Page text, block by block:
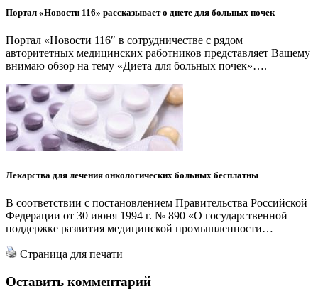
Портал «Новости 116» рассказывает о диете для больных почек
Портал «Новости 116″ в сотрудничестве с рядом
авторитетных медицинских работников представляет Вашему
внимаю обзор на тему «Диета для больных почек»….
Лекарства для лечения онкологических больных бесплатны
В соответствии с постановлением Правительства Российской
Федерации от 30 июня 1994 г. № 890 «О государственной
поддержке развития медицинской промышленности…
Страница для печати
Оставить комментарий